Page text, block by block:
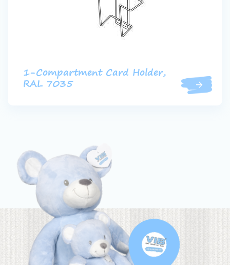
1-Compartment Card Holder,
RAL 7035